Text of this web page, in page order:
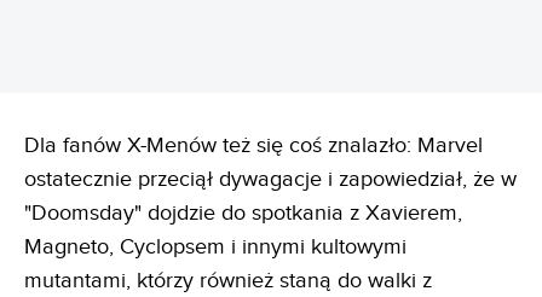
Dla fanów X-Menów też się coś znalazło: Marvel
ostatecznie przeciął dywagacje i zapowiedział, że w
"Doomsday" dojdzie do spotkania z Xavierem,
Magneto, Cyclopsem i innymi kultowymi
mutantami, którzy również staną do walki z